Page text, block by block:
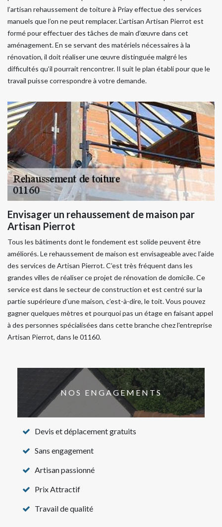
l’artisan rehaussement de toiture à Priay effectue des services
manuels que l’on ne peut remplacer. L’artisan Artisan Pierrot est
formé pour effectuer des tâches de main d’œuvre dans cet
aménagement. En se servant des matériels nécessaires à la
rénovation, il doit réaliser une œuvre distinguée malgré les
difficultés qu’il pourrait rencontrer. Il suit le plan établi pour que le
travail puisse correspondre à votre demande.
Envisager un rehaussement de maison par
Artisan Pierrot
Tous les bâtiments dont le fondement est solide peuvent être
améliorés. Le rehaussement de maison est envisageable avec l’aide
des services de Artisan Pierrot. C’est très fréquent dans les
grandes villes de réaliser ce projet de rénovation de domicile. Ce
service est dans le secteur de construction et est centré sur la
partie supérieure d’une maison, c’est-à-dire, le toit. Vous pouvez
gagner quelques mètres et pourquoi pas un étage en faisant appel
à des personnes spécialisées dans cette branche chez l'entreprise
Artisan Pierrot, dans le 01160.
NOS ENGAGEMENTS
Devis et déplacement gratuits
Sans engagement
Artisan passionné
Prix Attractif
Travail de qualité